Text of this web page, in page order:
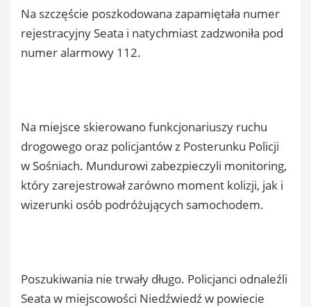
Na szczęście poszkodowana zapamiętała numer
rejestracyjny Seata i natychmiast zadzwoniła pod
numer alarmowy 112.
Na miejsce skierowano funkcjonariuszy ruchu
drogowego oraz policjantów z Posterunku Policji
w Sośniach. Mundurowi zabezpieczyli monitoring,
który zarejestrował zarówno moment kolizji, jak i
wizerunki osób podróżujących samochodem.
Poszukiwania nie trwały długo. Policjanci odnaleźli
Seata w miejscowości Niedźwiedź w powiecie